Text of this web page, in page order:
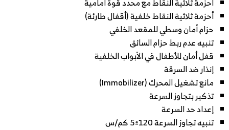
أحزمة ثلاثية النقاط خلفية (أقفال طارئة)
حزام أمان وسطي للمقعد الخلفي
تنبيه عدم ربط حزام السائق
قفل أمان للأطفال في الأبواب الخلفية
إنذار ضد السرقة
مانع تشغيل المحرك (Immobilizer)
تذكير بتجاوز السرعة
إعداد حد السرعة
تنبيه تجاوز السرعة 120±5 كم/س